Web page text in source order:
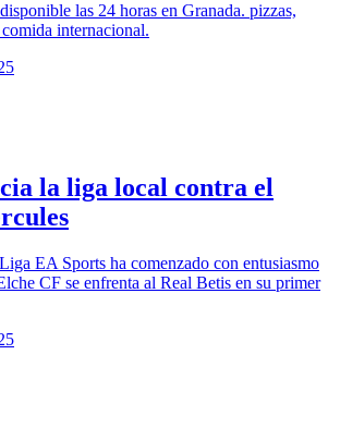
las 24 horas en Granada. pizzas,
internacional.
la liga local contra el
EA Sports ha comenzado con entusiasmo
CF se enfrenta al Real Betis en su primer